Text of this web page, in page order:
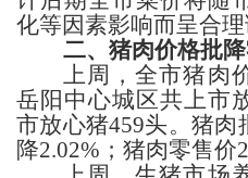
化等因素影响而呈合理
二、猪肉价格批
上周，全市猪肉
岳阳 中心城区共上市
市放心猪459头。 猪肉
降2.02%；猪肉零售价